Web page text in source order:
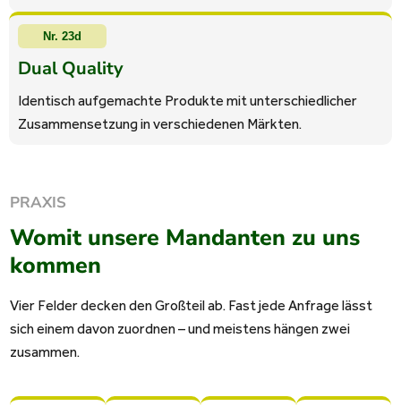
Nr. 23d
Dual Quality
Identisch aufgemachte Produkte mit unterschiedlicher
Zusammensetzung in verschiedenen Märkten.
PRAXIS
Womit unsere Mandanten zu uns
kommen
Vier Felder decken den Großteil ab. Fast jede Anfrage lässt
sich einem davon zuordnen – und meistens hängen zwei
zusammen.